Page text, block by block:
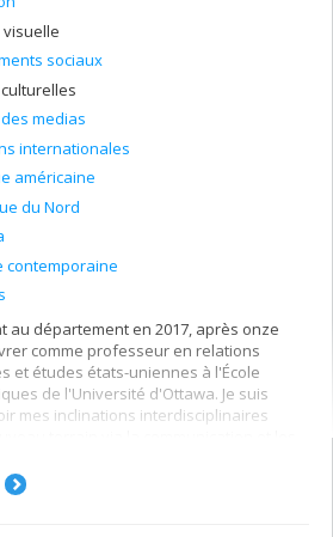
sociaux
medias
internationales
américaine
du Nord
contemporaine
au département en 2017, après onze
comme professeur en relations
et études états-uniennes à l'École
de l'Université d'Ottawa. Je suis
mes inclinations interdisciplinaires
et d’avoir pu amorcer un nouveau
la communication internationale,
politique et médiatique et la culture